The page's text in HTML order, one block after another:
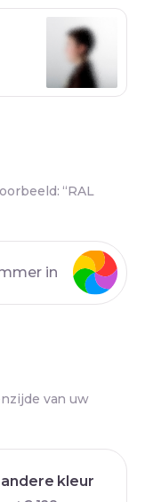
“RAL
van uw
andere kleur